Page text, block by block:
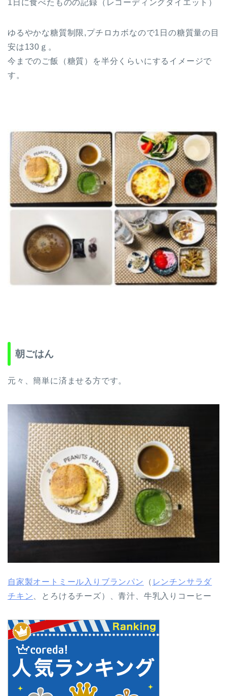
1日に食べたものの記録（レコーディングダイエット）
ゆるやかな糖質制限,プチロカボなので1日の糖質量の目
安は130ｇ。
今までのご飯（糖質）を半分くらいにするイメージで
す。
朝ごはん
元々、簡単に済ませる方です。
自家製オートミール入りブランパン （ レンチンサラダ
チキン 、とろけるチーズ）、青汁、牛乳入りコーヒー